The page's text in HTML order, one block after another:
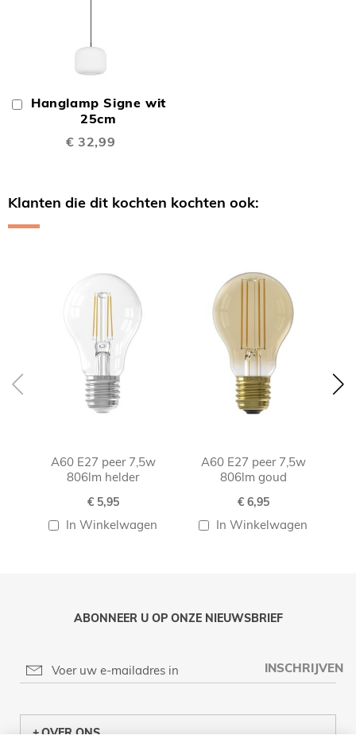
Hanglamp Signe wit
25cm
€ 32,99
In
Winkelwagen
Klanten die dit kochten kochten ook:
A60 E27 peer 7,5w
806lm helder
€ 5,95
In Winkelwagen
A60 E27 peer 7,5w
806lm goud
€ 6,95
In Winkelwagen
ABONNEER U OP ONZE NIEUWSBRIEF
INSCHRIJVEN
OVER ONS